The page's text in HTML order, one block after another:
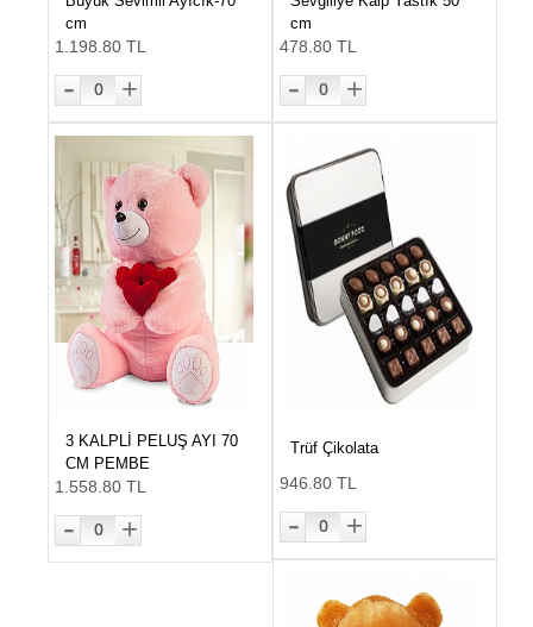
cm
1.198.80 TL
- 0 +
cm
478.80 TL
- 0 +
3 KALPLİ PELUŞ AYI 70
CM PEMBE
1.558.80 TL
- 0 +
Trüf Çikolata
946.80 TL
- 0 +